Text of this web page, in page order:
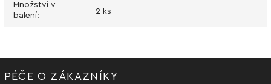
Množství v
balení: 2 ks
PÉČE O ZÁKAZNÍKY